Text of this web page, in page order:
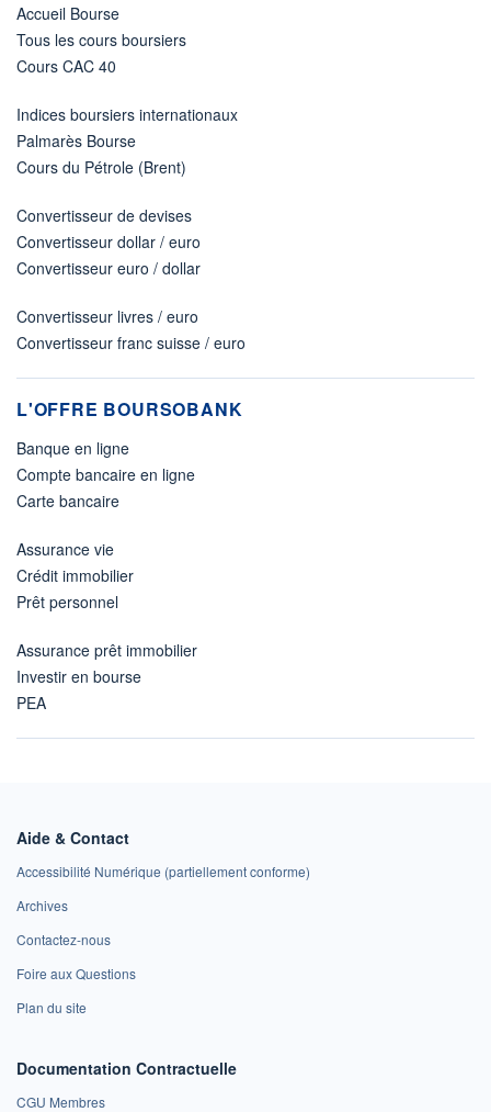
Accueil Bourse
Tous les cours boursiers
Cours CAC 40
Indices boursiers internationaux
Palmarès Bourse
Cours du Pétrole (Brent)
Convertisseur de devises
Convertisseur dollar / euro
Convertisseur euro / dollar
Convertisseur livres / euro
Convertisseur franc suisse / euro
L'OFFRE BOURSOBANK
Banque en ligne
Compte bancaire en ligne
Carte bancaire
Assurance vie
Crédit immobilier
Prêt personnel
Assurance prêt immobilier
Investir en bourse
PEA
Aide & Contact
Accessibilité Numérique (partiellement conforme)
Archives
Contactez-nous
Foire aux Questions
Plan du site
Documentation Contractuelle
CGU Membres